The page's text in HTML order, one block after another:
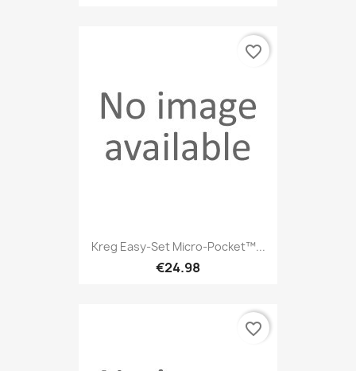
Kreg Easy-Set Micro-Pocket™...
€24.98
favorite_border
favorite_border